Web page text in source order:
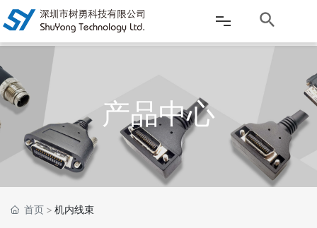
网站首页
公司介绍
产品中心
新闻资讯
产品中心
首页 机内线束